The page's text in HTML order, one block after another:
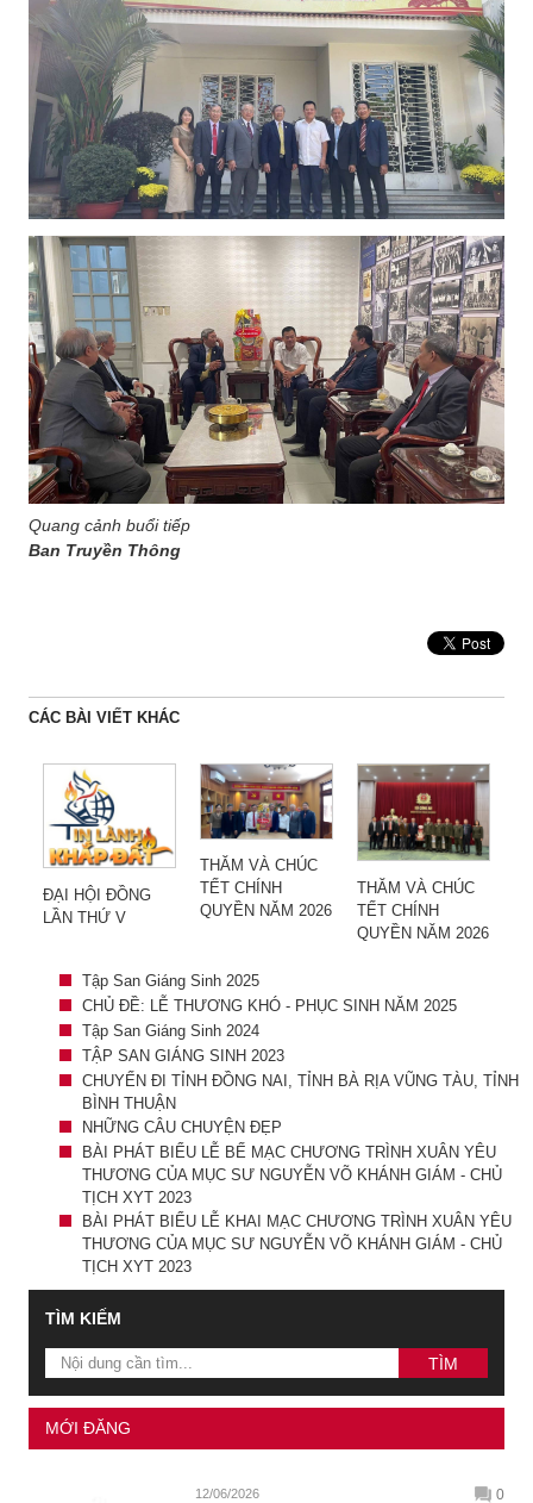
Quang cảnh buổi tiếp
Ban Truyền Thông
CÁC BÀI VIẾT KHÁC
ĐẠI HỘI ĐỒNG
LẦN THỨ V
THĂM VÀ CHÚC
TẾT CHÍNH
QUYỀN NĂM 2026
THĂM VÀ CHÚC
TẾT CHÍNH
QUYỀN NĂM 2026
Tập San Giáng Sinh 2025
CHỦ ĐỀ: LỄ THƯƠNG KHÓ - PHỤC SINH NĂM 2025
Tập San Giáng Sinh 2024
TẬP SAN GIÁNG SINH 2023
CHUYẾN ĐI TỈNH ĐỒNG NAI, TỈNH BÀ RỊA VŨNG TÀU, TỈNH
BÌNH THUẬN
NHỮNG CÂU CHUYỆN ĐẸP
BÀI PHÁT BIỂU LỄ BẾ MẠC CHƯƠNG TRÌNH XUÂN YÊU
THƯƠNG CỦA MỤC SƯ NGUYỄN VÕ KHÁNH GIÁM - CHỦ
TỊCH XYT 2023
BÀI PHÁT BIỂU LỄ KHAI MẠC CHƯƠNG TRÌNH XUÂN YÊU
THƯƠNG CỦA MỤC SƯ NGUYỄN VÕ KHÁNH GIÁM - CHỦ
TỊCH XYT 2023
TÌM KIẾM
MỚI ĐĂNG
12/06/2026
0